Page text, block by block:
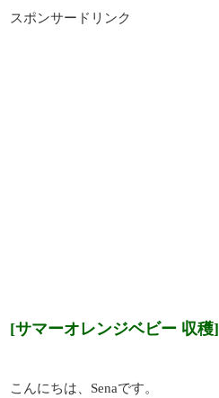
スポンサードリンク
[サマーオレンジベビー 収穫]
こんにちは、Senaです。